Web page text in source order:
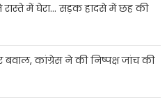
में घेरा… सड़क हादसे में छह की
कांग्रेस ने की निष्पक्ष जांच की